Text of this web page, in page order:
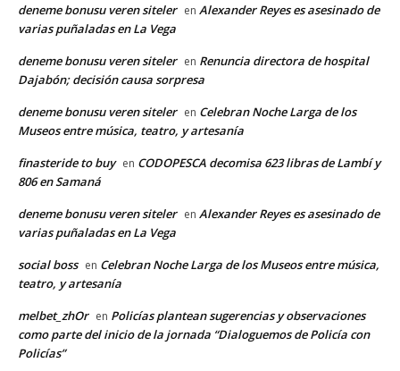
deneme bonusu veren siteler en Alexander Reyes es asesinado de
varias puñaladas en La Vega
deneme bonusu veren siteler en Renuncia directora de hospital
Dajabón; decisión causa sorpresa
deneme bonusu veren siteler en Celebran Noche Larga de los
Museos entre música, teatro, y artesanía
finasteride to buy en CODOPESCA decomisa 623 libras de Lambí y
806 en Samaná
deneme bonusu veren siteler en Alexander Reyes es asesinado de
varias puñaladas en La Vega
social boss en Celebran Noche Larga de los Museos entre música,
teatro, y artesanía
melbet_zhOr en Policías plantean sugerencias y observaciones
como parte del inicio de la jornada “Dialoguemos de Policía con
Policías”